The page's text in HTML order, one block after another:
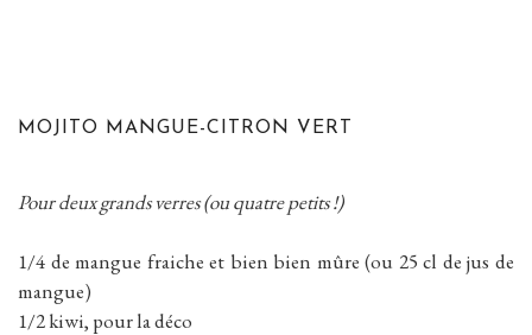
MOJITO MANGUE-CITRON VERT
Pour deux grands verres (ou quatre petits !)
1/4 de mangue fraiche et bien bien mûre (ou 25 cl de jus de
mangue)
1/2 kiwi, pour la déco